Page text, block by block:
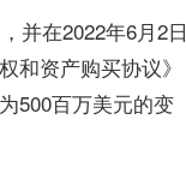
并在2022年6月2日
和资产购买协议》
500百万美元的变